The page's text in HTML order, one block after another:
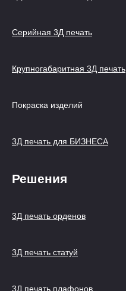
Серийная 3Д печать
Крупногабаритная 3Д печать
Покраска изделий
3Д печать для БИЗНЕСА
Решения
3Д печать орденов
3Д печать статуй
3Д печать плафонов